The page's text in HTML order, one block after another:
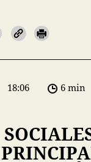
18:06 6 min